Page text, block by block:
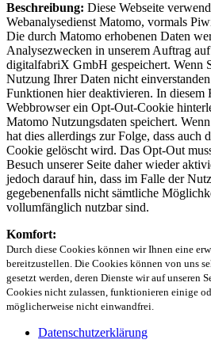
Beschreibung: Diese Webseite
Webanalysedienst Matomo, vormals
Die durch Matomo erhobenen Daten
Analysezwecken in unserem Auftrag
digitalfabriX GmbH gespeichert. Wenn
Nutzung Ihrer Daten nicht
Funktionen hier deaktivieren. In
Webbrowser ein Opt-Out-Cookie
Matomo Nutzungsdaten speichert.
hat dies allerdings zur Folge, dass auch
Cookie gelöscht wird. Das Opt-Out
Besuch unserer Seite daher wieder
jedoch darauf hin, dass im Falle der
gegebenenfalls nicht sämtliche
vollumfänglich nutzbar sind.
Komfort:
Durch diese Cookies können wir Ihnen eine
bereitzustellen. Die Cookies können von uns
gesetzt werden, deren Dienste wir auf unseren
Cookies nicht zulassen, funktionieren einige
möglicherweise nicht einwandfrei.
Datenschutzerklärung